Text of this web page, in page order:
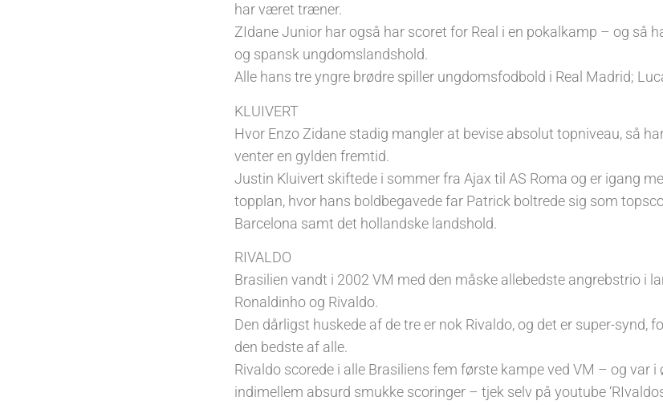
har været træner.
ZIdane Junior har også har scoret for Real i en pokalkamp – og så
og spansk ungdomslandshold.
Alle hans tre yngre brødre spiller ungdomsfodbold i Real Madrid;
KLUIVERT
Hvor Enzo Zidane stadig mangler at bevise absolut topniveau, så
venter en gylden fremtid.
Justin Kluivert skiftede i sommer fra Ajax til AS Roma og er igang
topplan, hvor hans boldbegavede far Patrick boltrede sig som
Barcelona samt det hollandske landshold.
RIVALDO
Brasilien vandt i 2002 VM med den måske allebedste angrebstrio i
Ronaldinho og Rivaldo.
Den dårligst huskede af de tre er nok Rivaldo, og det er super-synd,
den bedste af alle.
Rivaldo scorede i alle Brasiliens fem første kampe ved VM – og var
indimellem absurd smukke scoringer – tjek selv på youtube